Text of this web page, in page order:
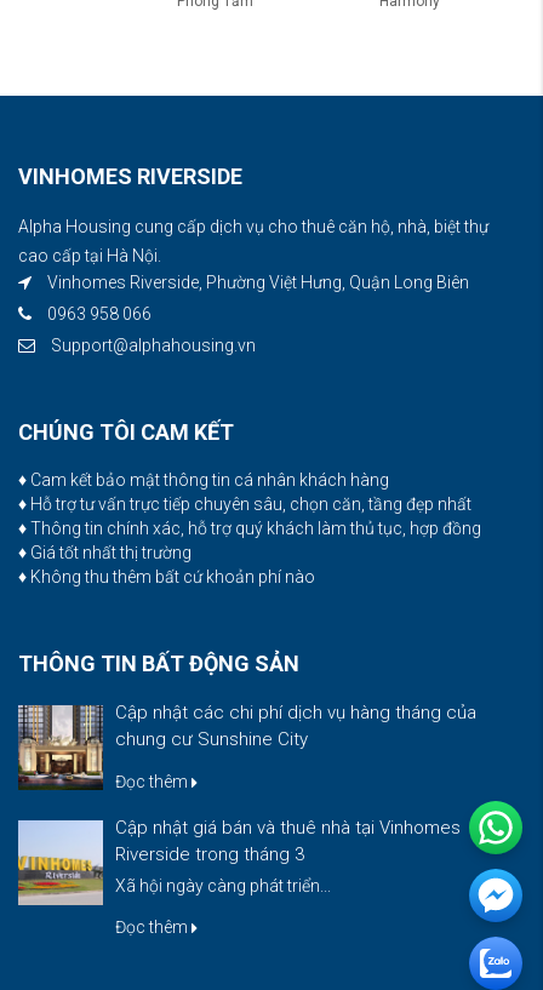
VINHOMES RIVERSIDE
Alpha Housing cung cấp dịch vụ cho thuê căn hộ, nhà, biệt thự
cao cấp tại Hà Nội.
Vinhomes Riverside, Phường Việt Hưng, Quận Long Biên
0963 958 066
Support@alphahousing.vn
CHÚNG TÔI CAM KẾT
♦ Cam kết bảo mật thông tin cá nhân khách hàng
♦ Hỗ trợ tư vấn trực tiếp chuyên sâu, chọn căn, tầng đẹp nhất
♦ Thông tin chính xác, hỗ trợ quý khách làm thủ tục, hợp đồng
♦ Giá tốt nhất thị trường
♦ Không thu thêm bất cứ khoản phí nào
THÔNG TIN BẤT ĐỘNG SẢN
Cập nhật các chi phí dịch vụ hàng tháng của
chung cư Sunshine City
Đọc thêm
Cập nhật giá bán và thuê nhà tại Vinhomes
Riverside trong tháng 3
Xã hội ngày càng phát triển...
Đọc thêm